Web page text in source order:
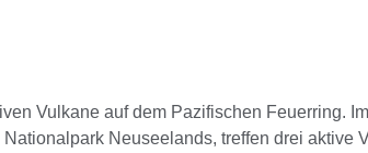
Vulkane auf dem Pazifischen Feuerring.
Neuseelands, treffen drei